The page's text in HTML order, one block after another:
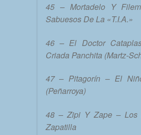
45 – Mortadelo Y
Sabuesos De La «T.I.A.»
46 – El Doctor
Criada Panchita (Martz-
47 – Pitagorín – El
(Peñarroya)
48 – Zipi Y Zape – Los
Zapatilla